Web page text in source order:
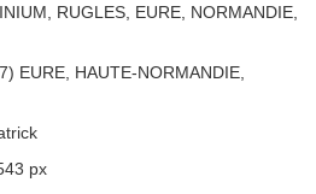
RUGLES, EURE, NORMANDIE,
EURE, HAUTE-NORMANDIE,
px